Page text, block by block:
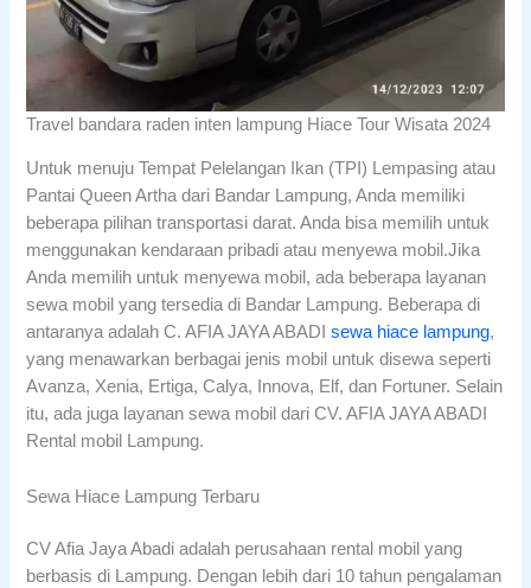
Travel bandara raden inten lampung Hiace Tour Wisata 2024
Untuk menuju Tempat Pelelangan Ikan (TPI) Lempasing atau
Pantai Queen Artha dari Bandar Lampung, Anda memiliki
beberapa pilihan transportasi darat. Anda bisa memilih untuk
menggunakan kendaraan pribadi atau menyewa mobil.Jika
Anda memilih untuk menyewa mobil, ada beberapa layanan
sewa mobil yang tersedia di Bandar Lampung. Beberapa di
antaranya adalah C. AFIA JAYA ABADIsewa hiace lampung,
yang menawarkan berbagai jenis mobil untuk disewa seperti
Avanza, Xenia, Ertiga, Calya, Innova, Elf, dan Fortuner. Selain
itu, ada juga layanan sewa mobil dari CV. AFIA JAYA ABADI
Rental mobil Lampung.
Sewa Hiace Lampung Terbaru
CV Afia Jaya Abadi adalah perusahaan rental mobil yang
berbasis di Lampung. Dengan lebih dari 10 tahun pengalaman